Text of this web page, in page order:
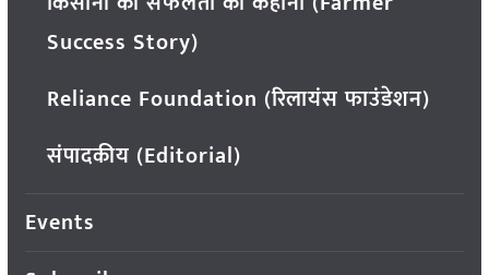
Success Story)
Reliance Foundation (रिलायंस फाउंडेशन)
संपादकीय (Editorial)
Events